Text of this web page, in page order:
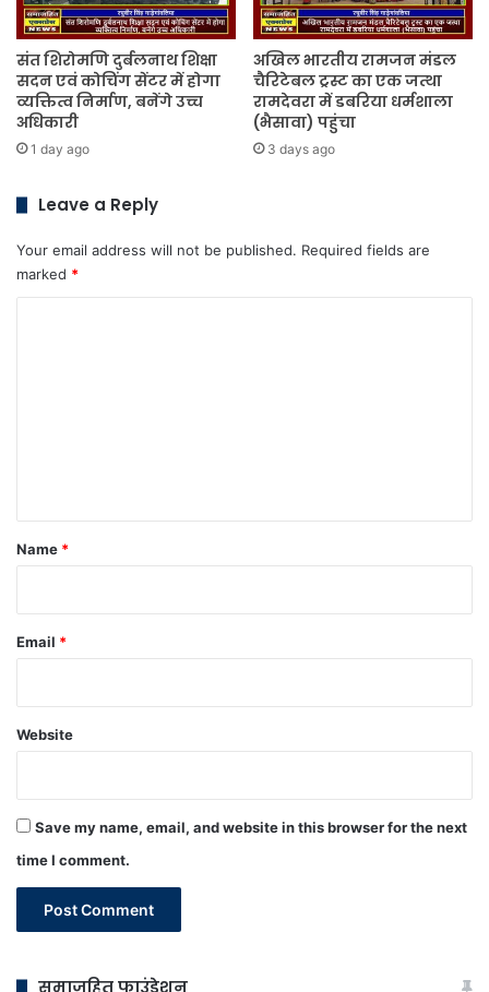
संत शिरोमणि दुर्बलनाथ शिक्षा
सदन एवं कोचिंग सेंटर में होगा
व्यक्तित्व निर्माण, बनेंगे उच्च
अधिकारी
1 day ago
अखिल भारतीय रामजन मंडल
चैरिटेबल ट्रस्ट का एक जत्था
रामदेवरा में डबरिया धर्मशाला
(भैसावा) पहुंचा
3 days ago
Leave a Reply
Your email address will not be published. Required fields are
marked *
*
Name *
Email *
Website
Save my name, email, and website in this browser for the next
time I comment.
समाजहित फाउंडेशन